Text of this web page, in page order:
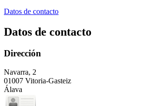
Datos de contacto
Datos de contacto
Dirección
Navarra, 2
01007 Vitoria-Gasteiz
Álava